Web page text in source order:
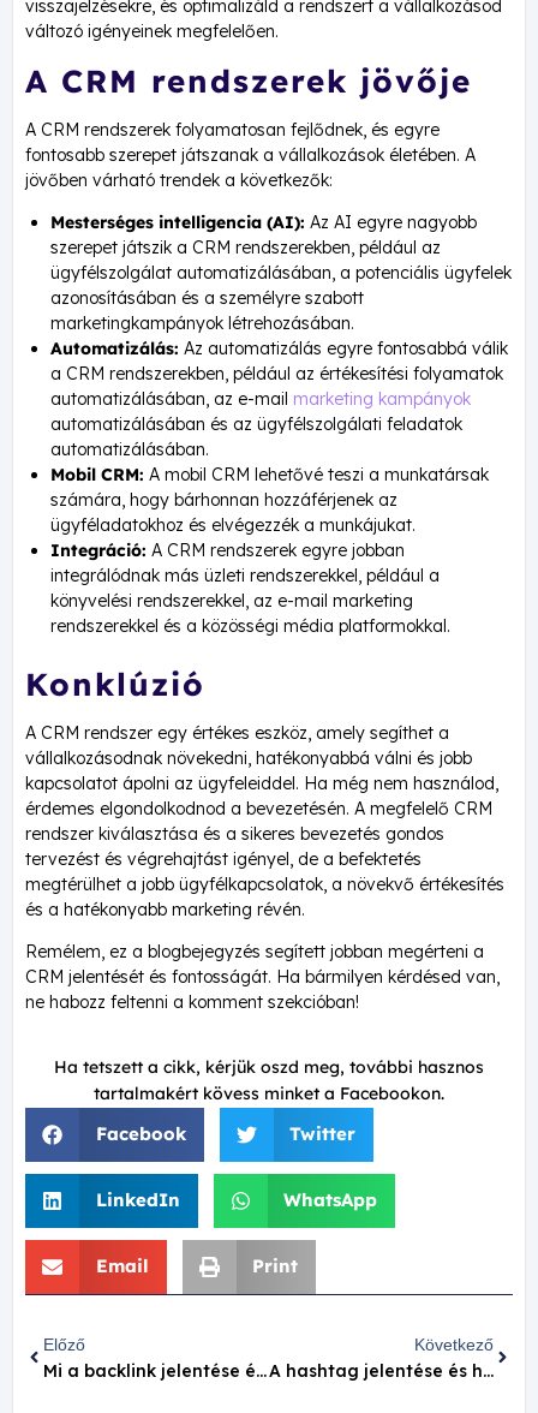
visszajelzésekre, és optimalizáld a rendszert a vállalkozásod
változó igényeinek megfelelően.
A CRM rendszerek jövője
A CRM rendszerek folyamatosan fejlődnek, és egyre
fontosabb szerepet játszanak a vállalkozások életében. A
jövőben várható trendek a következők:
Mesterséges intelligencia (AI): Az AI egyre nagyobb
szerepet játszik a CRM rendszerekben, például az
ügyfélszolgálat automatizálásában, a potenciális ügyfelek
azonosításában és a személyre szabott
marketingkampányok létrehozásában.
Automatizálás: Az automatizálás egyre fontosabbá válik
a CRM rendszerekben, például az értékesítési folyamatok
automatizálásában, az e-mail marketing kampányok
automatizálásában és az ügyfélszolgálati feladatok
automatizálásában.
Mobil CRM: A mobil CRM lehetővé teszi a munkatársak
számára, hogy bárhonnan hozzáférjenek az
ügyféladatokhoz és elvégezzék a munkájukat.
Integráció: A CRM rendszerek egyre jobban
integrálódnak más üzleti rendszerekkel, például a
könyvelési rendszerekkel, az e-mail marketing
rendszerekkel és a közösségi média platformokkal.
Konklúzió
A CRM rendszer egy értékes eszköz, amely segíthet a
vállalkozásodnak növekedni, hatékonyabbá válni és jobb
kapcsolatot ápolni az ügyfeleiddel. Ha még nem használod,
érdemes elgondolkodnod a bevezetésén. A megfelelő CRM
rendszer kiválasztása és a sikeres bevezetés gondos
tervezést és végrehajtást igényel, de a befektetés
megtérülhet a jobb ügyfélkapcsolatok, a növekvő értékesítés
és a hatékonyabb marketing révén.
Remélem, ez a blogbejegyzés segített jobban megérteni a
CRM jelentését és fontosságát. Ha bármilyen kérdésed van,
ne habozz feltenni a komment szekcióban!
Ha tetszett a cikk, kérjük oszd meg, további hasznos
tartalmakért kövess minket a Facebookon.
Facebook Twitter
LinkedIn WhatsApp
Email Print
Előző
Mi a backlink jelentése és hogyan tudsz szerezni?
Következő
A hashtag jelentése és használata a közösségi médiában